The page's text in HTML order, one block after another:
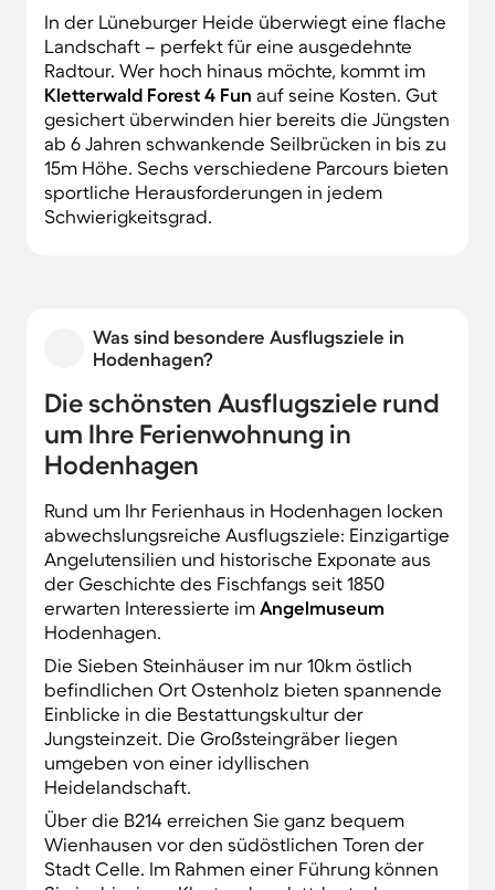
In der Lüneburger Heide überwiegt eine flache
Landschaft – perfekt für eine ausgedehnte
Radtour. Wer hoch hinaus möchte, kommt im
Kletterwald Forest 4 Fun auf seine Kosten. Gut
gesichert überwinden hier bereits die Jüngsten
ab 6 Jahren schwankende Seilbrücken in bis zu
15m Höhe. Sechs verschiedene Parcours bieten
sportliche Herausforderungen in jedem
Schwierigkeitsgrad.
Was sind besondere Ausflugsziele in
Hodenhagen?
Die schönsten Ausflugsziele rund
um Ihre Ferienwohnung in
Hodenhagen
Rund um Ihr Ferienhaus in Hodenhagen locken
abwechslungsreiche Ausflugsziele: Einzigartige
Angelutensilien und historische Exponate aus
der Geschichte des Fischfangs seit 1850
erwarten Interessierte im Angelmuseum
Hodenhagen.
Die Sieben Steinhäuser im nur 10km östlich
befindlichen Ort Ostenholz bieten spannende
Einblicke in die Bestattungskultur der
Jungsteinzeit. Die Großsteingräber liegen
umgeben von einer idyllischen
Heidelandschaft.
Über die B214 erreichen Sie ganz bequem
Wienhausen vor den südöstlichen Toren der
Stadt Celle. Im Rahmen einer Führung können